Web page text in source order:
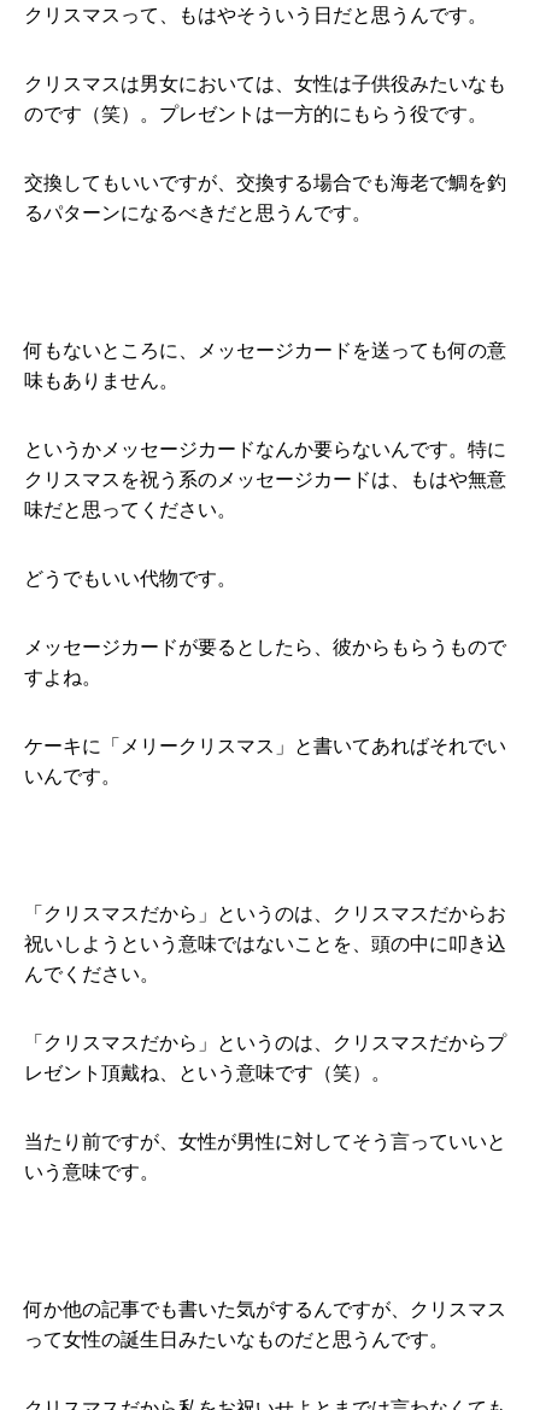
クリスマスって、もはやそういう日だと思うんです。
クリスマスは男女においては、女性は子供役みたいなも
のです（笑）。プレゼントは一方的にもらう役です。
交換してもいいですが、交換する場合でも海老で鯛を釣
るパターンになるべきだと思うんです。
何もないところに、メッセージカードを送っても何の意
味もありません。
というかメッセージカードなんか要らないんです。特に
クリスマスを祝う系のメッセージカードは、もはや無意
味だと思ってください。
どうでもいい代物です。
メッセージカードが要るとしたら、彼からもらうもので
すよね。
ケーキに「メリークリスマス」と書いてあればそれでい
いんです。
「クリスマスだから」というのは、クリスマスだからお
祝いしようという意味ではないことを、頭の中に叩き込
んでください。
「クリスマスだから」というのは、クリスマスだからプ
レゼント頂戴ね、という意味です（笑）。
当たり前ですが、女性が男性に対してそう言っていいと
いう意味です。
何か他の記事でも書いた気がするんですが、クリスマス
って女性の誕生日みたいなものだと思うんです。